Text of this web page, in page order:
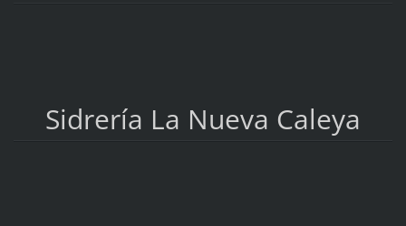
Sidrería La Nueva Caleya